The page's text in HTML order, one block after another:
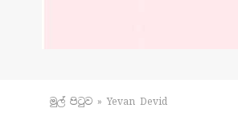
මුල් පිටු​ව »Yevan Devid